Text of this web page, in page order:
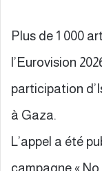
Plus de 1 000
l’Eurovision
participation
à Gaza.
L’appel a été
campagne «